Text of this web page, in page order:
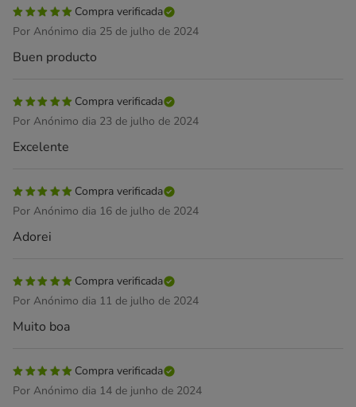
Compra verificada
Por Anónimo dia 25 de julho de 2024
Buen producto
Compra verificada
Por Anónimo dia 23 de julho de 2024
Excelente
Compra verificada
Por Anónimo dia 16 de julho de 2024
Adorei
Compra verificada
Por Anónimo dia 11 de julho de 2024
Muito boa
Compra verificada
Por Anónimo dia 14 de junho de 2024